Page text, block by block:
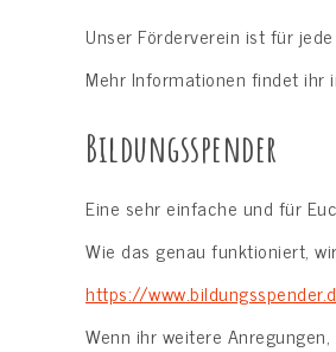
Unser Förderverein ist für
Mehr Informationen findet ihr
Bildungsspender
Eine sehr einfache und für
Wie das genau funktioniert,
https://
Wenn ihr weitere